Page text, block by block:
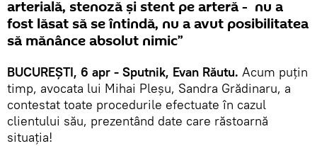
arterială, stenoză şi stent pe arteră - nu a
fost lăsat să se întindă, nu a avut posibilitatea
să mănânce absolut nimic”
BUCUREȘTI, 6 apr - Sputnik, Evan Răutu. Acum puțin
timp, avocata lui Mihai Pleșu, Sandra Grădinaru, a
contestat toate procedurile efectuate în cazul
clientului său, prezentând date care răstoarnă
situația!